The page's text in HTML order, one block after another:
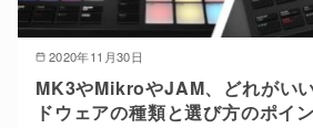
2020年11月30日
MK3やMikroやJAM、どれがい
ドウェアの種類と選び方のポイ